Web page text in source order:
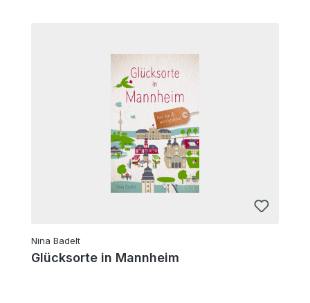
Nina Badelt
Glücksorte in Mannheim